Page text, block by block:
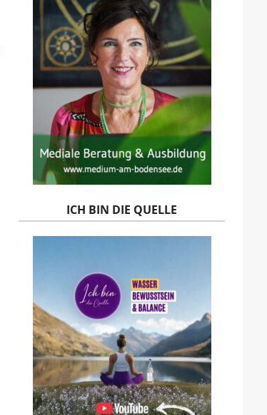
ICH BIN DIE QUELLE